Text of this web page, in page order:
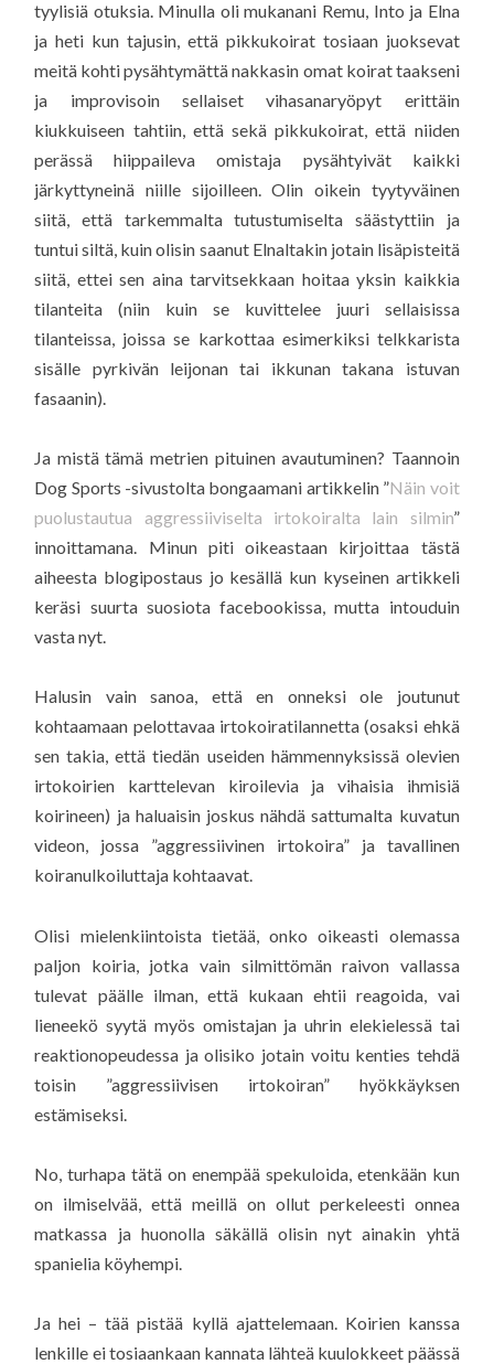
tyylisiä otuksia. Minulla oli mukanani Remu, Into ja Elna
ja heti kun tajusin, että pikkukoirat tosiaan juoksevat
meitä kohti pysähtymättä nakkasin omat koirat taakseni
ja improvisoin sellaiset vihasanaryöpyt erittäin
kiukkuiseen tahtiin, että sekä pikkukoirat, että niiden
perässä hiippaileva omistaja pysähtyivät kaikki
järkyttyneinä niille sijoilleen. Olin oikein tyytyväinen
siitä, että tarkemmalta tutustumiselta säästyttiin ja
tuntui siltä, kuin olisin saanut Elnaltakin jotain lisäpisteitä
siitä, ettei sen aina tarvitsekkaan hoitaa yksin kaikkia
tilanteita (niin kuin se kuvittelee juuri sellaisissa
tilanteissa, joissa se karkottaa esimerkiksi telkkarista
sisälle pyrkivän leijonan tai ikkunan takana istuvan
fasaanin).
Ja mistä tämä metrien pituinen avautuminen? Taannoin
Dog Sports -sivustolta bongaamani artikkelin ”Näin voit
puolustautua aggressiiviselta irtokoiralta lain silmin”
innoittamana. Minun piti oikeastaan kirjoittaa tästä
aiheesta blogipostaus jo kesällä kun kyseinen artikkeli
keräsi suurta suosiota facebookissa, mutta intouduin
vasta nyt.
Halusin vain sanoa, että en onneksi ole joutunut
kohtaamaan pelottavaa irtokoiratilannetta (osaksi ehkä
sen takia, että tiedän useiden hämmennyksissä olevien
irtokoirien karttelevan kiroilevia ja vihaisia ihmisiä
koirineen) ja haluaisin joskus nähdä sattumalta kuvatun
videon, jossa ”aggressiivinen irtokoira” ja tavallinen
koiranulkoiluttaja kohtaavat.
Olisi mielenkiintoista tietää, onko oikeasti olemassa
paljon koiria, jotka vain silmittömän raivon vallassa
tulevat päälle ilman, että kukaan ehtii reagoida, vai
lieneekö syytä myös omistajan ja uhrin elekielessä tai
reaktionopeudessa ja olisiko jotain voitu kenties tehdä
toisin ”aggressiivisen irtokoiran” hyökkäyksen
estämiseksi.
No, turhapa tätä on enempää spekuloida, etenkään kun
on ilmiselvää, että meillä on ollut perkeleesti onnea
matkassa ja huonolla säkällä olisin nyt ainakin yhtä
spanielia köyhempi.
Ja hei – tää pistää kyllä ajattelemaan. Koirien kanssa
lenkille ei tosiaankaan kannata lähteä kuulokkeet päässä